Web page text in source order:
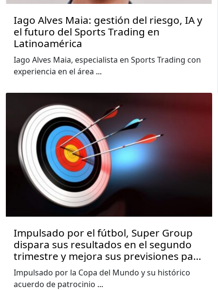
Iago Alves Maia: gestión del riesgo, IA y
el futuro del Sports Trading en
Latinoamérica
Iago Alves Maia, especialista en Sports Trading con
experiencia en el área ...
Impulsado por el fútbol, Super Group
dispara sus resultados en el segundo
trimestre y mejora sus previsiones para
2026
Impulsado por la Copa del Mundo y su histórico
acuerdo de patrocinio ...